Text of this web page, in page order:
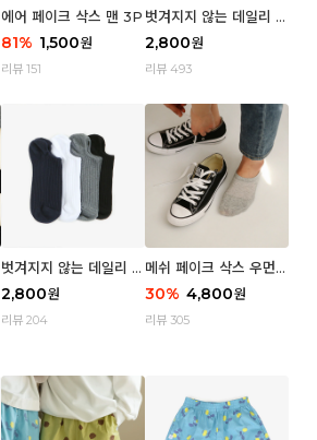
에어 페이크 삭스 맨 3P
81% 1,500원
리뷰 151
벗겨지지 않는 데일리 페
이크 삭스 (우먼)
2,800원
리뷰 493
벗겨지지 않는 데일리 페
이크 삭스 (맨)
2,800원
리뷰 204
메쉬 페이크 삭스 우먼 3
P
30% 4,800원
리뷰 305